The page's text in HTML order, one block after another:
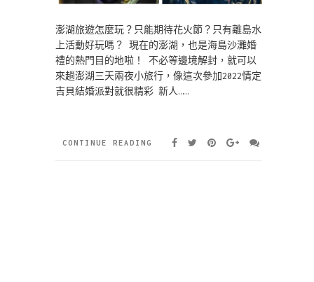
澎湖旅遊怎麼玩？只能期待花火節？只有離島水
上活動好玩嗎？ 現在的澎湖，也是海島沙灘婚
禮的熱門目的地啦！ 不必等邊境解封，就可以
來趟澎湖三天兩夜小旅行，像這次參加2022情定
吉貝結婚派對就很精彩 新人……
CONTINUE READING